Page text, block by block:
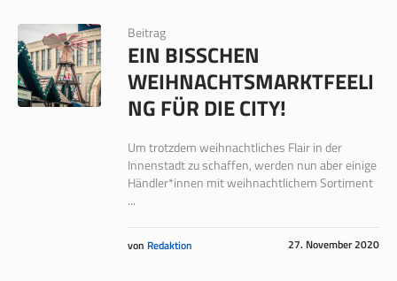
Beitrag
EIN BISSCHEN
WEIHNACHTSMARKTFEELI
NG FÜR DIE CITY!
Um trotzdem weihnachtliches Flair in der
Innenstadt zu schaffen, werden nun aber einige
Händler*innen mit weihnachtlichem Sortiment
...
27. November 2020
von Redaktion